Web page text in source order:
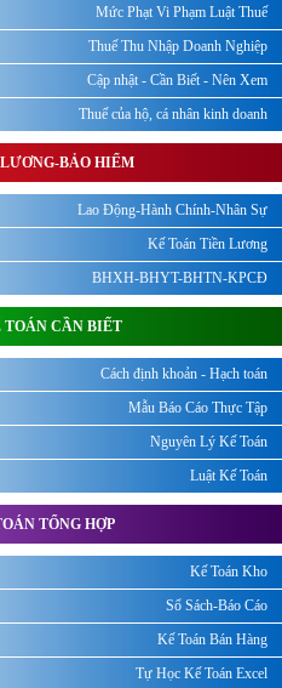
Mức Phạt Vi Phạm Luật Thuế
Thuế Thu Nhập Doanh Nghiệp
Cập nhật - Cần Biết - Nên Xem
Thuế của hộ, cá nhân kinh doanh
BẢO HIỂM
Lao Động-Hành Chính-Nhân Sự
Kế Toán Tiền Lương
BHXH-BHYT-BHTN-KPCĐ
TOÁN CẦN BIẾT
Cách định khoản - Hạch toán
Mẫu Báo Cáo Thực Tập
Nguyên Lý Kế Toán
Luật Kế Toán
TỔNG HỢP
Kế Toán Kho
Sổ Sách-Báo Cáo
Kế Toán Bán Hàng
Tự Học Kế Toán Excel